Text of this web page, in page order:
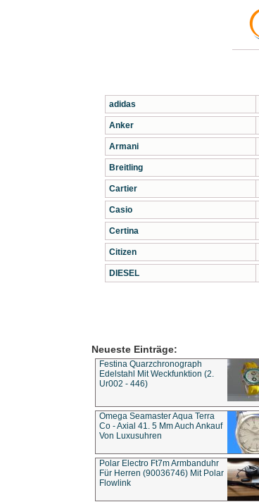
adidas
Anker
Armani
Breitling
Cartier
Casio
Certina
Citizen
DIESEL
Neueste Einträge:
Festina Quarzchronograph
Edelstahl Mit Weckfunktion (2.
Ur002 - 446)
Omega Seamaster Aqua Terra
Co - Axial 41. 5 Mm Auch Ankauf
Von Luxusuhren
Polar Electro Ft7m Armbanduhr
Für Herren (90036746) Mit Polar
Flowlink